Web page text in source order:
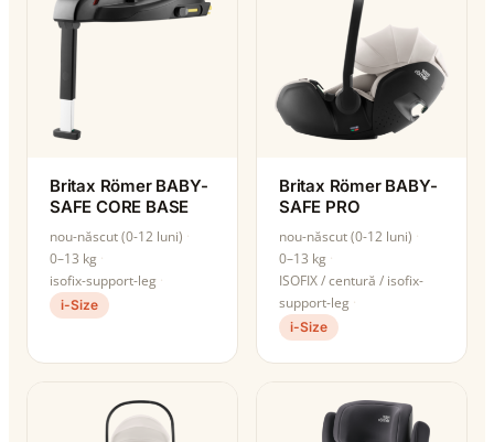
Britax Römer BABY-
SAFE CORE BASE
nou-născut (0-12 luni)
0–13 kg
isofix-support-leg
i-Size
Britax Römer BABY-
SAFE PRO
nou-născut (0-12 luni)
0–13 kg
ISOFIX / centură / isofix-
support-leg
i-Size